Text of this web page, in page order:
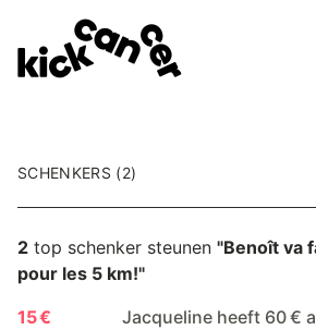
SCHENKERS (2)
2 top schenker steunen "Benoît va
pour les 5 km!"
15 €
Jacqueline heeft 60 €